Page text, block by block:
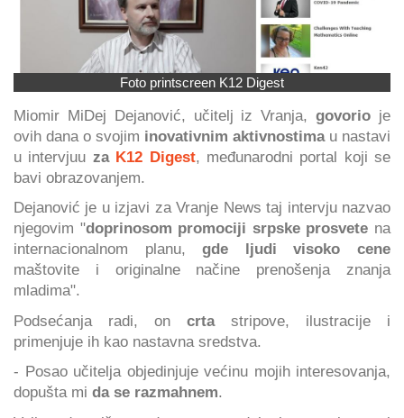
Foto printscreen K12 Digest
Miomir MiDej Dejanović, učitelj iz Vranja, govorio je
ovih dana o svojim inovativnim aktivnostimau nastavi
u intervjuu za K12 Digest, međunarodni portal koji se
bavi obrazovanjem.
Dejanović je u izjavi za Vranje News taj intervju nazvao
njegovim "doprinosom promociji srpske prosvete na
internacionalnom planu,gde ljudi visoko cene
maštovite i originalne načine prenošenja znanja
mladima".
Podsećanja radi, on crta stripove, ilustracije i
primenjuje ih kao nastavna sredstva.
- Posao učitelja objedinjuje većinu mojih interesovanja,
dopušta mi da se razmahnem.